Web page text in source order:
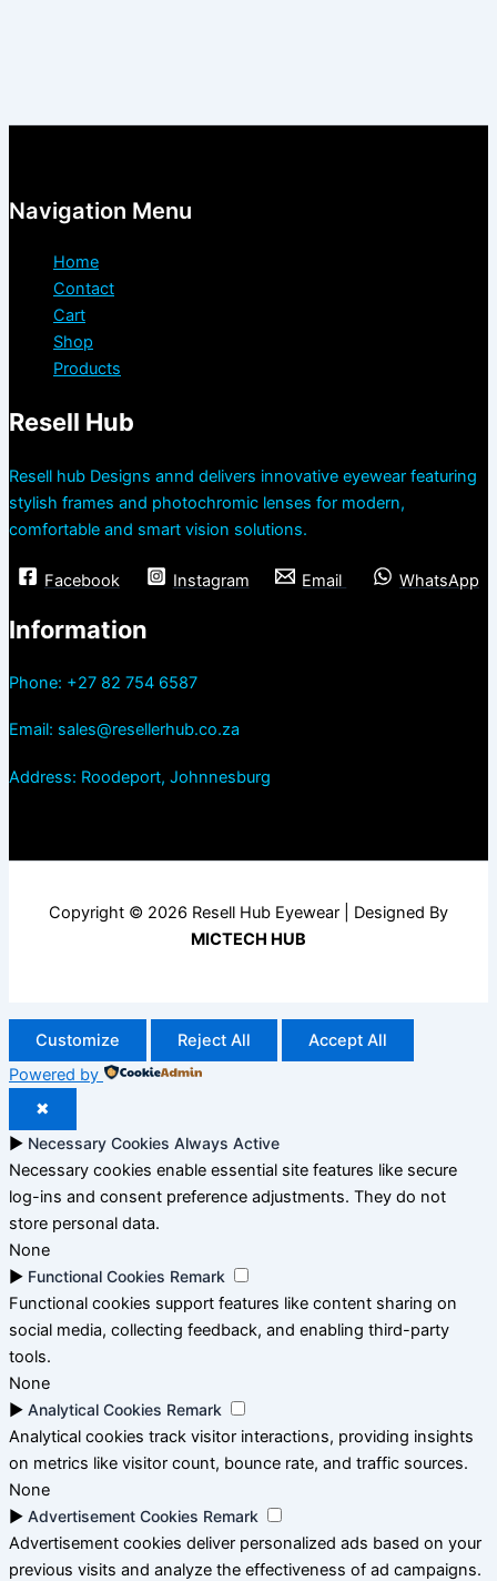
Navigation Menu
Home
Contact
Cart
Shop
Products
Resell Hub
Resell hub Designs annd delivers innovative eyewear featuring
stylish frames and photochromic lenses for modern,
comfortable and smart vision solutions.
Facebook Instagram Email WhatsApp
Information
Phone: +27 82 754 6587
Email: sales@resellerhub.co.za
Address: Roodeport, Johnnesburg
Copyright © 2026 Resell Hub Eyewear | Designed By
MICTECH HUB
Customize Reject All
Accept All
Powered by
✖
► Necessary Cookies Always Active
Necessary cookies enable essential site features like secure
log-ins and consent preference adjustments. They do not
store personal data.
None
► Functional Cookies Remark
Functional cookies support features like content sharing on
social media, collecting feedback, and enabling third-party
tools.
None
► Analytical Cookies Remark
Analytical cookies track visitor interactions, providing insights
on metrics like visitor count, bounce rate, and traffic sources.
None
► Advertisement Cookies Remark
Advertisement cookies deliver personalized ads based on your
previous visits and analyze the effectiveness of ad campaigns.